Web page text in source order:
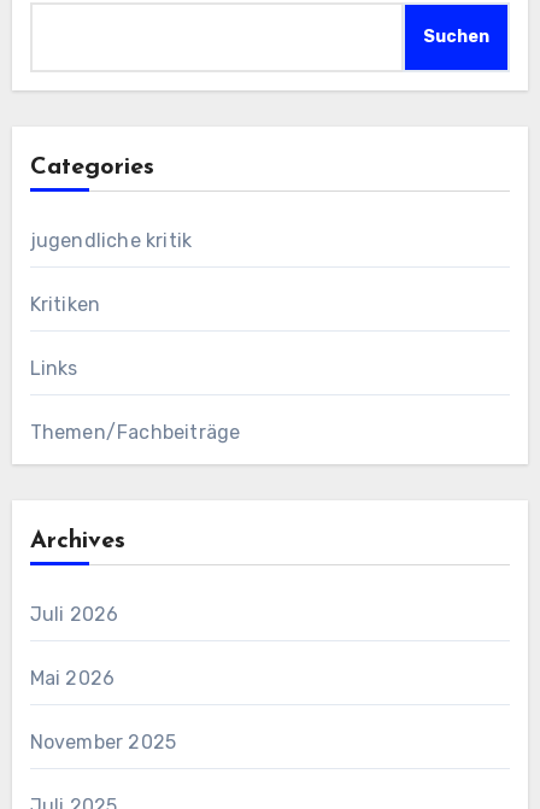
Suchen
Categories
jugendliche kritik
Kritiken
Links
Themen/Fachbeiträge
Archives
Juli 2026
Mai 2026
November 2025